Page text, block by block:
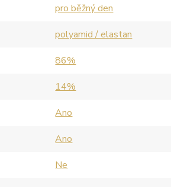
pro běžný den
polyamid / elastan
86%
14%
Ano
Ano
Ne